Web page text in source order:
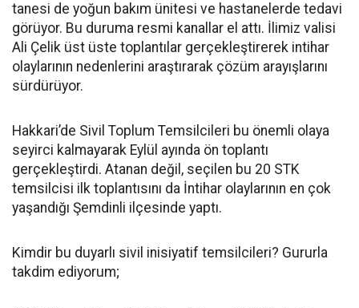
tanesi de yoğun bakım ünitesi ve hastanelerde tedavi
görüyor. Bu duruma resmi kanallar el attı. İlimiz valisi
Ali Çelik üst üste toplantılar gerçekleştirerek intihar
olaylarının nedenlerini araştırarak çözüm arayışlarını
sürdürüyor.
Hakkari’de Sivil Toplum Temsilcileri bu önemli olaya
seyirci kalmayarak Eylül ayında ön toplantı
gerçekleştirdi. Atanan değil, seçilen bu 20 STK
temsilcisi ilk toplantısını da İntihar olaylarının en çok
yaşandığı Şemdinli ilçesinde yaptı.
Kimdir bu duyarlı sivil inisiyatif temsilcileri? Gururla
takdim ediyorum;